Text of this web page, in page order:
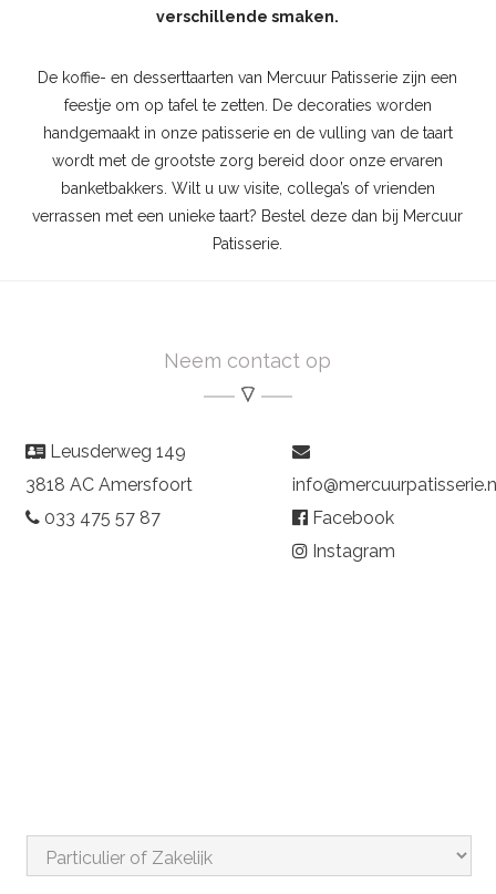
verschillende smaken.
De koffie- en desserttaarten van Mercuur Patisserie zijn een
feestje om op tafel te zetten. De decoraties worden
handgemaakt in onze patisserie en de vulling van de taart
wordt met de grootste zorg bereid door onze ervaren
banketbakkers. Wilt u uw visite, collega’s of vrienden
verrassen met een unieke taart? Bestel deze dan bij Mercuur
Patisserie.
Neem contact op
Leusderweg 149
3818 AC Amersfoort
033 475 57 87
Facebook
Instagram